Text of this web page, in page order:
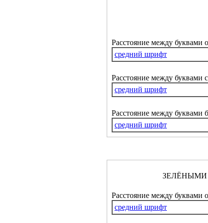
Расстояние между буквами
средний шрифт
Расстояние между буквами
средний шрифт
Расстояние между буквами
средний шрифт
Расстояние между буквами
средний шрифт